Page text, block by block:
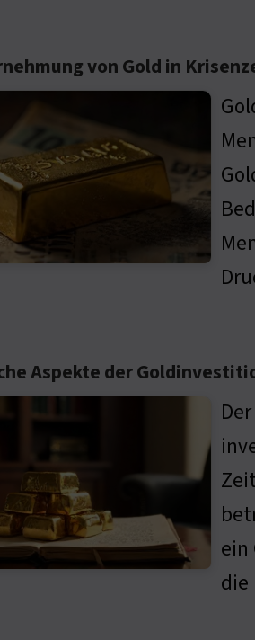
von Gold in
Aspekte der
ein
die